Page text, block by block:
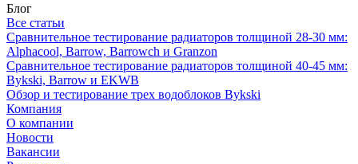
Блог
Все статьи
Сравнительное тестирование радиаторов толщиной 28-30 мм:
Alphacool, Barrow, Barrowch и Granzon
Сравнительное тестирование радиаторов толщиной 40-45 мм:
Bykski, Barrow и EKWB
Обзор и тестирование трех водоблоков Bykski
Компания
О компании
Новости
Вакансии